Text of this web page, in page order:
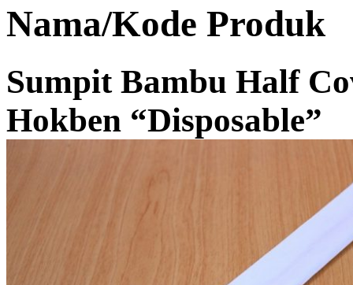
Nama/Kode Produk
Sumpit Bambu Half
Hokben “Disposable”